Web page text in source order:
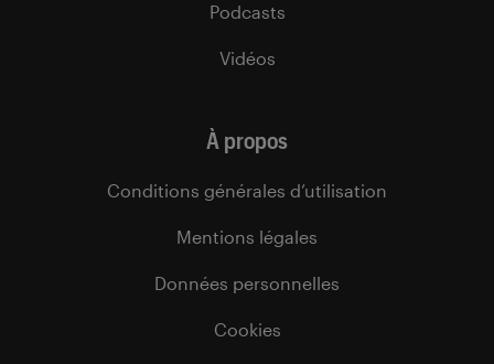
Podcasts
Vidéos
À propos
Conditions générales d’utilisation
Mentions légales
Données personnelles
Cookies